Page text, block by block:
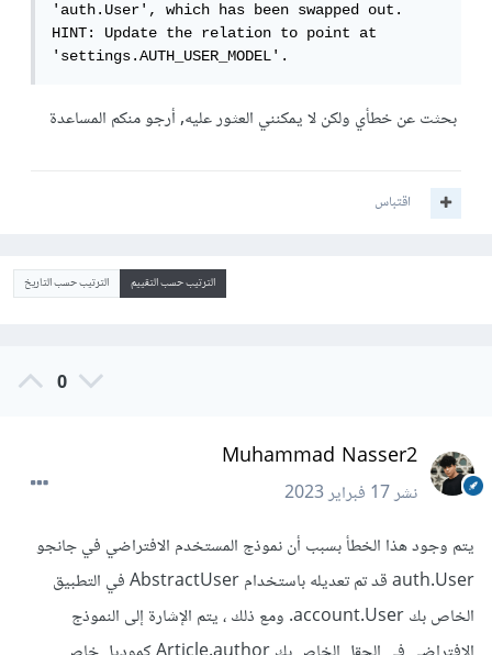
'auth.User', which has been swapped out.
HINT: Update the relation to point at
بحثت عن خطأي ولكن لا يمكنني العثور عليه, أرجو منكم المساعدة
اقتباس
الترتيب حسب التقييم الترتيب حسب التاريخ
0
Muhammad Nasser2
نشر17 فبراير 2023
يتم وجود هذا الخطأ بسبب أن نموذج المستخدم الافتراضي في جانجو
auth.User قد تم تعديله باستخدام AbstractUser في التطبيق
الخاص بك account.User. ومع ذلك ، يتم الإشارة إلى النموذج